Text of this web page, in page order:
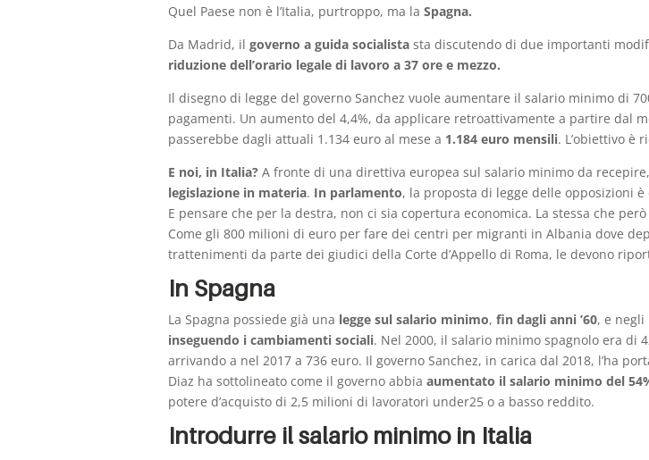
Quel Paese non è l’Italia, purtroppo, ma laSpagna.
Da Madrid, il governo a guida socialista sta discutendo di due importanti
riduzione dell’orario legale di lavoro a 37 ore e mezzo.
Il disegno di legge del governo Sanchez vuole aumentare il salario minimo di
pagamenti. Un aumento del 4,4%, da applicare retroattivamente a partire dal
passerebbe dagli attuali 1.134 euro al mese a 1.184 euro mensili. L’obiettivo è
E noi, in Italia? A fronte di una direttiva europea sul salario minimo da
legislazione in materia. In parlamento, la proposta di legge delle opposizioni è
E pensare che per la destra, non ci sia copertura economica. La stessa che
Come gli 800 milioni di euro per fare dei centri per migranti in Albania dove
trattenimenti da parte dei giudici della Corte d’Appello di Roma, le devono
In Spagna
La Spagna possiede già una legge sul salario minimo, fin dagli anni ’60, e
inseguendo i cambiamenti sociali. Nel 2000, il salario minimo spagnolo era di
arrivando a nel 2017 a 736 euro. Il governo Sanchez, in carica dal 2018, l’ha
Diaz ha sottolineato come il governo abbiaaumentato il salario minimo del
potere d’acquisto di 2,5 milioni di lavoratori under25 o a basso reddito.
Introdurre il salario minimo in Italia